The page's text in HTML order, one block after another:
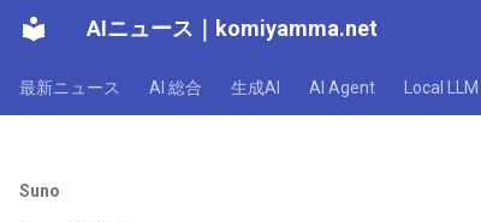
AIニュース komiyamma.net
最新ニュース AI 総合 生成AI AI Agent Local LLM
Suno